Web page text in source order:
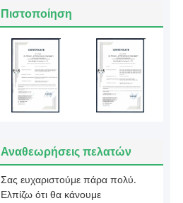
Πιστοποίηση
Αναθεωρήσεις πελατών
Σας ευχαριστούμε πάρα πολύ.
Ελπίζω ότι θα κάνουμε